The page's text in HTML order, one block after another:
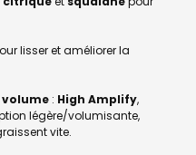
lisser et améliorer la
volume : High Amplify,
légère/volumisante,
vite.